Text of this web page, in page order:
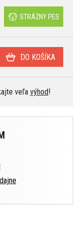
STRÁŽNY PES
DO KOŠÍKA
veľa výhod!